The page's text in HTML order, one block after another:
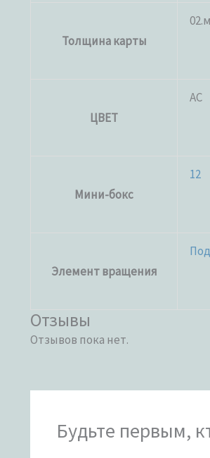
Толщина карты
ЦВЕТ
AC
Мини-бокс
12
Элемент вращения
Отзывы
Отзывов пока нет.
Будьте первым,